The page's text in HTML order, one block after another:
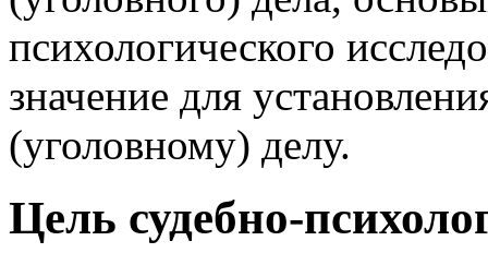
психологического
значение для
(уголовному) делу.
Цель судебно-